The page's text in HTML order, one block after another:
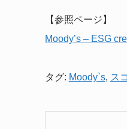
【参照ページ】
Moody’s – ESG
タグ: Moody`s, ス